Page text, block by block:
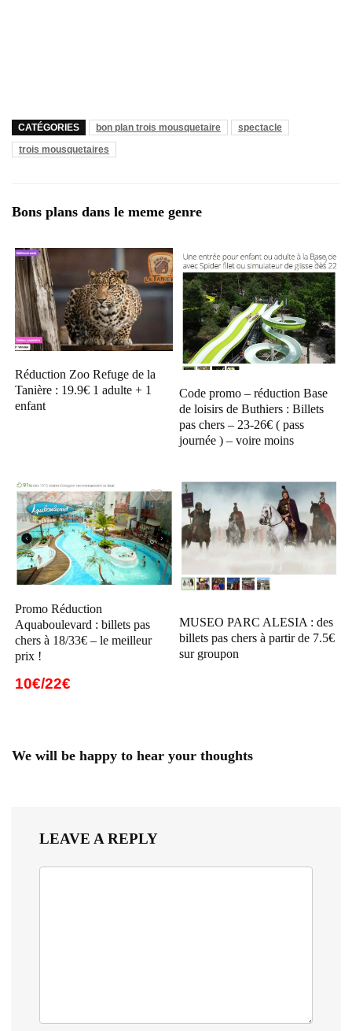
CATÉGORIES bon plan trois mousquetaire
spectacle
trois mousquetaires
Bons plans dans le meme genre
Réduction Zoo Refuge de la
Tanière : 19.9€ 1 adulte + 1
enfant
Code promo – réduction Base
de loisirs de Buthiers : Billets
pas chers – 23-26€ ( pass
journée ) – voire moins
Promo Réduction
Aquaboulevard : billets pas
chers à 18/33€ – le meilleur
prix !
10€/22€
MUSEO PARC ALESIA : des
billets pas chers à partir de 7.5€
sur groupon
We will be happy to hear your thoughts
LEAVE A REPLY